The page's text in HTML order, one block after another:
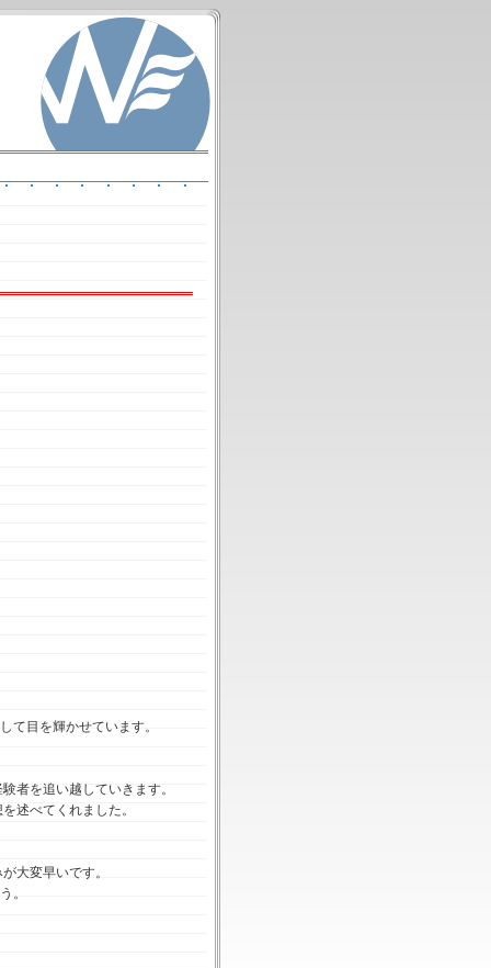
て目を輝かせています。
者を追い越していきます。
述べてくれました。
大変早いです。
。